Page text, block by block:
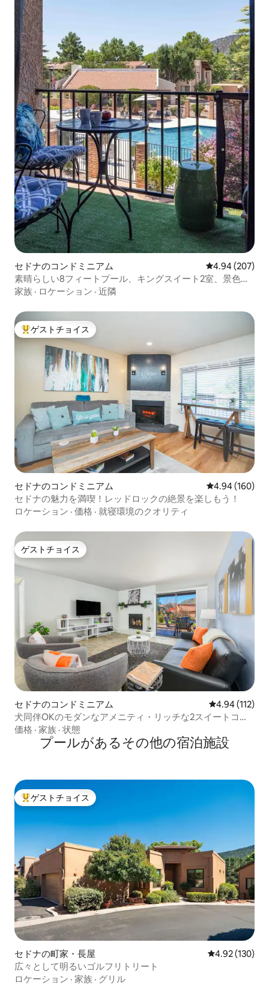
セドナのコンドミニアム レビュー207
4.94 (207)
素晴らしい8フィートプール、キングスイート2室、景色、
ハイキング！
家族 · ロケーション · 近隣
大好評のゲストチョイスです。
ゲストチョイス
セドナのコンドミニアム レビュー160
4.94 (160)
セドナの魅力を満喫！レッドロックの絶景を楽しもう！
ロケーション · 価格 · 就寝環境のクオリティ
ゲストチョイス
ゲストチョイス
セドナのコンドミニアム レビュー112
4.94 (112)
犬同伴OKのモダンなアメニティ・リッチな2スイートコン
ドミニアム
価格 · 家族 · 状態
プールがあるその他の宿泊施設
大好評のゲストチョイスです。
ゲストチョイス
セドナの町家・長屋 レビュー130
4.92 (130)
広々として明るいゴルフリトリート
ロケーション · 家族 · グリル